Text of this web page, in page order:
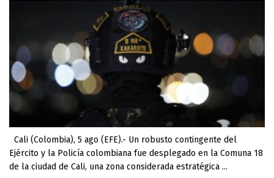
Cali (Colombia), 5 ago (EFE).- Un robusto contingente del
Ejército y la Policía colombiana fue desplegado en la Comuna 18
de la ciudad de Cali, una zona considerada estratégica ...